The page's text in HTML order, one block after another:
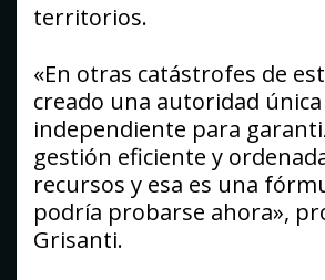
territorios.
«En otras catástrofes de
creado una autoridad única
independiente para
gestión eficiente y
recursos y esa es una
podría probarse ahora»,
Grisanti.